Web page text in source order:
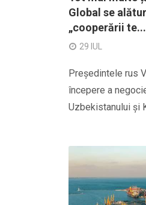
Global se
„cooperării te...
29 IUL
Președintele rus
începere a
Uzbekistanului și